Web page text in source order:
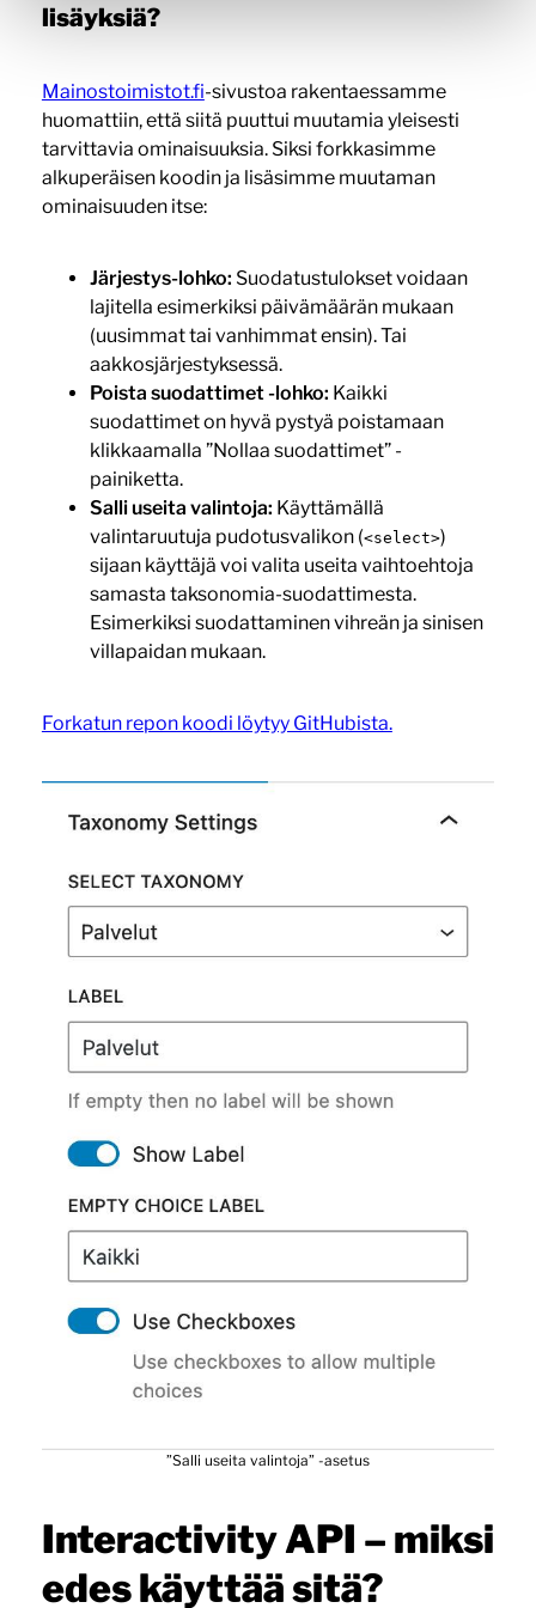
lisäyksiä?
Mainostoimistot.fi-sivustoa rakentaessamme
huomattiin, että siitä puuttui muutamia yleisesti
tarvittavia ominaisuuksia. Siksi forkkasimme
alkuperäisen koodin ja lisäsimme muutaman
ominaisuuden itse:
Järjestys-lohko: Suodatustulokset voidaan
lajitella esimerkiksi päivämäärän mukaan
(uusimmat tai vanhimmat ensin). Tai
aakkosjärjestyksessä.
Poista suodattimet -lohko: Kaikki
suodattimet on hyvä pystyä poistamaan
klikkaamalla ”Nollaa suodattimet” -
painiketta.
Salli useita valintoja: Käyttämällä
valintaruutuja pudotusvalikon (<select>)
sijaan käyttäjä voi valita useita vaihtoehtoja
samasta taksonomia-suodattimesta.
Esimerkiksi suodattaminen vihreän ja sinisen
villapaidan mukaan.
Forkatun repon koodi löytyy GitHubista.
”Salli useita valintoja” -asetus
Interactivity API – miksi
edes käyttää sitä?